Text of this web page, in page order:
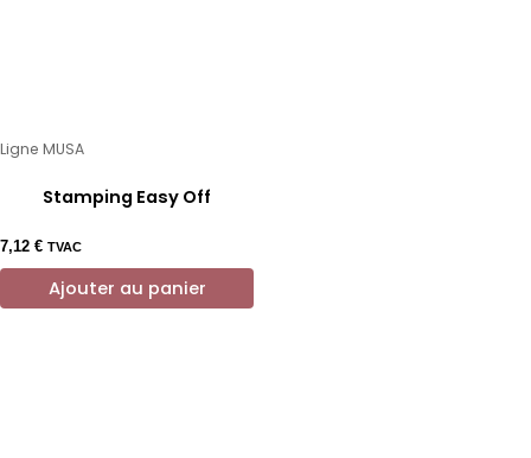
Ligne MUSA
Stamping Easy Off
7,12 € TVAC
Ajouter au panier